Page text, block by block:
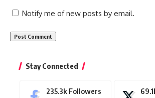
Notify me of new posts by email.
Stay Connected
235.3k Followers